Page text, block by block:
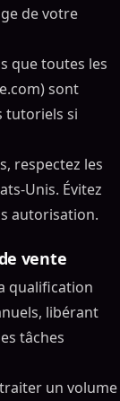
de votre
que toutes les
sont
tutoriels si
respectez les
Unis. Évitez
autorisation.
vente
qualification
libérant
tâches
un volume